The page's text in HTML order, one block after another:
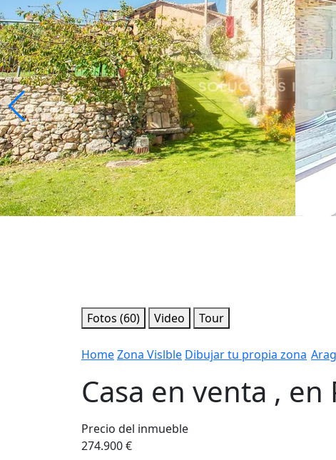
Fotos (60) Video Tour
HomeZona Vislble Dibujar tu propia zona
Casa en venta ,
Precio del inmueble
274.900 €